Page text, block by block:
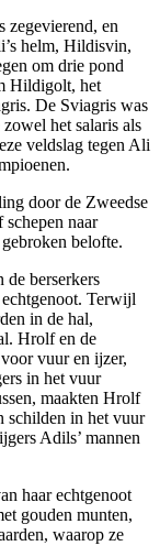
zegevierend, en
helm, Hildisvin,
om drie pond
Hildigolt, het
De Sviagris was
het salaris als
veldslag tegen Ali
door de Zweedse
naar
belofte.
berserkers
Terwijl
in de hal,
Hrolf en de
vuur en ijzer,
in het vuur
maakten Hrolf
schilden in het vuur
Adils’ mannen
haar echtgenoot
gouden munten,
waarop ze